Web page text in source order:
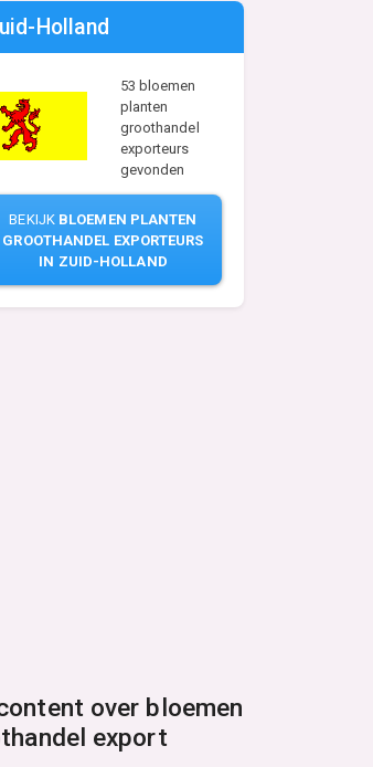
Holland
53 bloemen
planten
groothandel
exporteurs
gevonden
BEKIJK BLOEMEN PLANTEN
GROOTHANDEL EXPORTEURS
IN ZUID-HOLLAND
over bloemen
export